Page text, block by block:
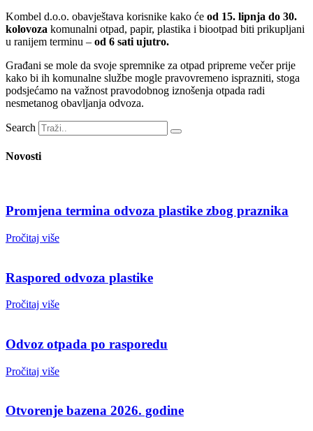
Kombel d.o.o. obavještava korisnike kako će od 15. lipnja do 30.
kolovoza komunalni otpad, papir, plastika i biootpad biti prikupljani
u ranijem terminu – od 6 sati ujutro.
Građani se mole da svoje spremnike za otpad pripreme večer prije
kako bi ih komunalne službe mogle pravovremeno isprazniti, stoga
podsjećamo na važnost pravodobnog iznošenja otpada radi
nesmetanog obavljanja odvoza.
Search
Novosti
Promjena termina odvoza plastike zbog praznika
Pročitaj više
Raspored odvoza plastike
Pročitaj više
Odvoz otpada po rasporedu
Pročitaj više
Otvorenje bazena 2026. godine